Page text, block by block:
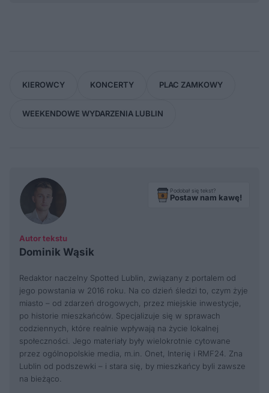
KIEROWCY KONCERTY PLAC ZAMKOWY
WEEKENDOWE WYDARZENIA LUBLIN
Autor tekstu
Dominik Wąsik
Podobał się tekst?
Postaw nam kawę!
Redaktor naczelny Spotted Lublin, związany z portalem od
jego powstania w 2016 roku. Na co dzień śledzi to, czym żyje
miasto – od zdarzeń drogowych, przez miejskie inwestycje,
po historie mieszkańców. Specjalizuje się w sprawach
codziennych, które realnie wpływają na życie lokalnej
społeczności. Jego materiały były wielokrotnie cytowane
przez ogólnopolskie media, m.in. Onet, Interię i RMF24. Zna
Lublin od podszewki – i stara się, by mieszkańcy byli zawsze
na bieżąco.